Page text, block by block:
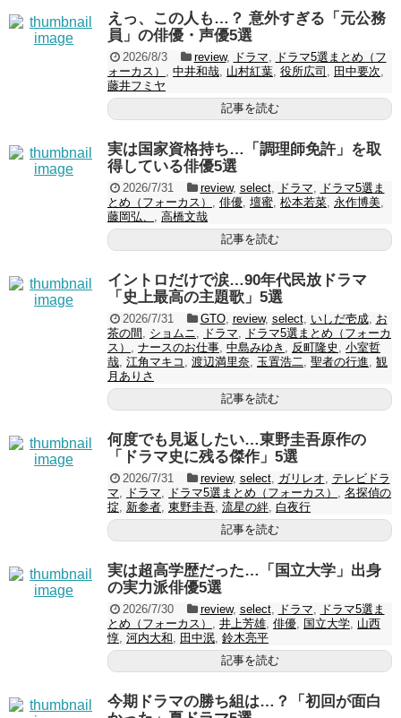
えっ、この人も…？ 意外すぎる「元公務
員」の俳優・声優5選
2026/8/3 review, ドラマ, ドラマ5選まとめ（フ
ォーカス） , 中井和哉, 山村紅葉, 役所広司 , 田中要次,
藤井フミヤ
記事を読む
実は国家資格持ち…「調理師免許」を取
得している俳優5選
2026/7/31 review, select, ドラマ, ドラマ5選ま
とめ（フォーカス） , 俳優, 壇蜜, 松本若菜, 永作博美,
藤岡弘、 , 高橋文哉
記事を読む
イントロだけで涙…90年代民放ドラマ
「史上最高の主題歌」5選
2026/7/31 GTO, review, select, いしだ壱成, お
茶の間 , ショムニ, ドラマ, ドラマ5選まとめ（フォーカ
ス） , ナースのお仕事, 中島みゆき , 反町隆史 , 小室哲
哉, 江角マキコ , 渡辺満里奈, 玉置浩二, 聖者の行進, 観
月ありさ
記事を読む
何度でも見返したい…東野圭吾原作の
「ドラマ史に残る傑作」5選
2026/7/31 review, select, ガリレオ, テレビドラ
マ, ドラマ, ドラマ5選まとめ（フォーカス） , 名探偵の
掟, 新参者, 東野圭吾, 流星の絆, 白夜行
記事を読む
実は超高学歴だった…「国立大学」出身
の実力派俳優5選
2026/7/30 review, select, ドラマ, ドラマ5選ま
とめ（フォーカス） , 井上芳雄, 俳優, 国立大学, 山西
惇, 河内大和, 田中泯, 鈴木亮平
記事を読む
今期ドラマの勝ち組は…？「初回が面白